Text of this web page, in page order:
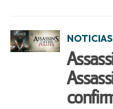
NOTICIAS